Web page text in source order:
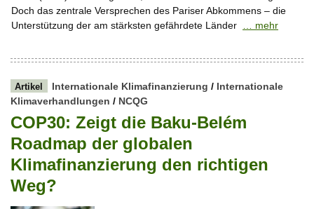
Doch das zentrale Versprechen des Pariser Abkommens – die
Unterstützung der am stärksten gefährdete Länder
… mehr
Artikel Internationale Klimafinanzierung / Internationale
Klimaverhandlungen / NCQG
COP30: Zeigt die Baku-Belém
Roadmap der globalen
Klimafinanzierung den richtigen
Weg?